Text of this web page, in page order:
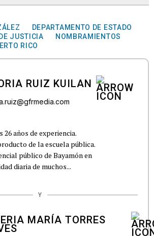
DEPARTAMENTO DE ESTADO
JUSTICIA
NOMBRAMIENTOS
RICO
RUIZ KUILAN
26 años de experiencia.
de la escuela pública.
público de Bayamón en
diaria de muchos...
Y
MARÍA TORRES